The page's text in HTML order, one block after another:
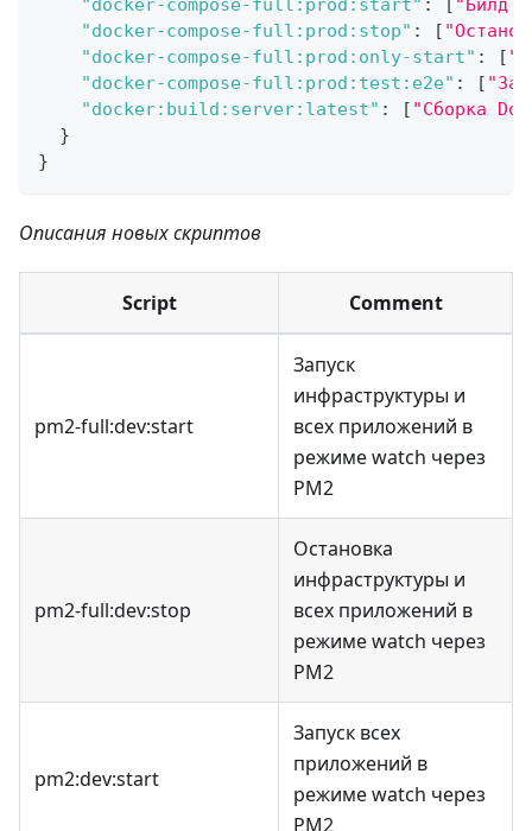
"docker-compose-full:prod:stop" : [
"docker-compose-full:prod:only-start" : [
"docker-compose-full:prod:test:e2e" : [
"docker:build:server:latest" : [ "Сборка
}
}
Описания новых скриптов
Script Comment
pm2-full:dev:start
Запуск
инфраструктуры и
всех приложений в
режиме watch через
PM2
pm2-full:dev:stop
Остановка
инфраструктуры и
всех приложений в
режиме watch через
PM2
pm2:dev:start
Запуск всех
приложений в
режиме watch через
PM2